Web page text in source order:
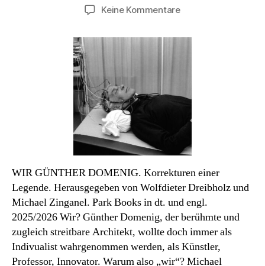
Keine Kommentarezu
des
WIR GÜNTHER DOMENIG. Korrekturen einer
Legende. Herausgegeben von Wolfdieter Dreibholz und
Michael Zinganel. Park Books in dt. und engl.
2025/2026 Wir? Günther Domenig, der berühmte und
zugleich streitbare Architekt, wollte doch immer als
Indivualist wahrgenommen werden, als Künstler,
Professor, Innovator. Warum also „wir“? Michael